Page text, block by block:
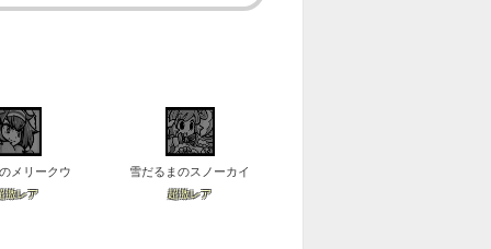
メリークウ
激レア
雪だるまのスノーカイ
超激レア